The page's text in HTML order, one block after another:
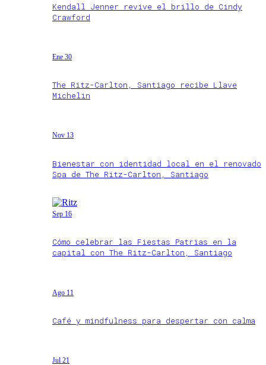
Kendall Jenner revive el brillo de Cindy
Crawford
Ene 30
The Ritz-Carlton, Santiago recibe Llave
Michelin
Nov 13
Bienestar con identidad local en el renovado
Spa de The Ritz-Carlton, Santiago
Sep 16
Cómo celebrar las Fiestas Patrias en la
capital con The Ritz-Carlton, Santiago
Ago 11
Café y mindfulness para despertar con calma
Jul 21